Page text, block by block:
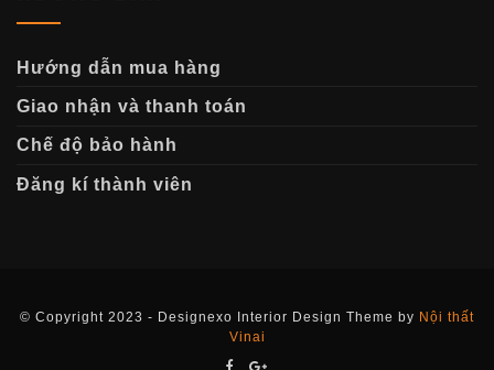
Hướng dẫn mua hàng
Giao nhận và thanh toán
Chế độ bảo hành
Đăng kí thành viên
© Copyright 2023 - Designexo Interior Design Theme by Nội thất
Vinai